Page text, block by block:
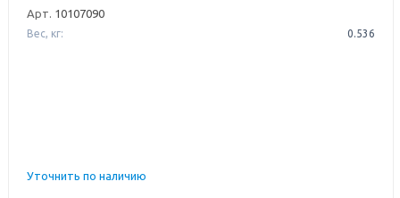
Арт. 10107090
Вес, кг: 0.536
Уточнить по наличию